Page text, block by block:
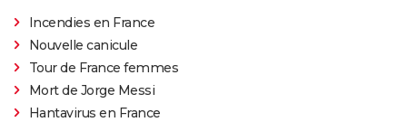
Incendies en France
Nouvelle canicule
Tour de France femmes
Mort de Jorge Messi
Hantavirus en France